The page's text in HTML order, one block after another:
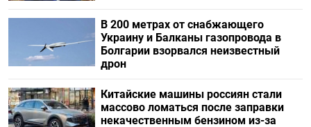
В 200 метрах от снабжающего
Украину и Балканы газопровода в
Болгарии взорвался неизвестный
дрон
Китайские машины россиян стали
массово ломаться после заправки
некачественным бензином из-за